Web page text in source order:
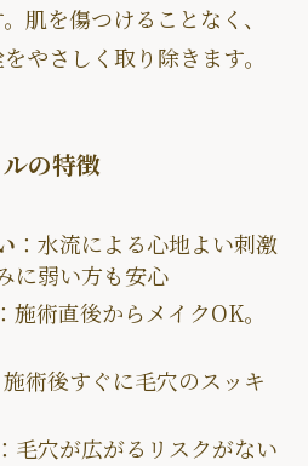
肌を傷つけることなく、
やさしく取り除きます。
の特徴
：水流による心地よい刺激
に弱い方も安心
：施術直後からメイクOK。
施術後すぐに毛穴のスッキ
：毛穴が広がるリスクがない